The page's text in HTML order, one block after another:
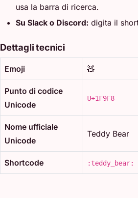
usa la barra di ricerca.
Su Slack o Discord: digita il
Dettagli tecnici
Emoji 🧸
Punto di codice
Unicode
U+1F9F8
Nome ufficiale
Unicode
Teddy Bear
Shortcode :teddy_bear: